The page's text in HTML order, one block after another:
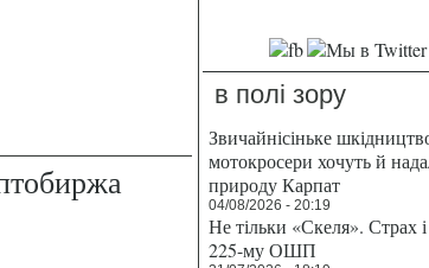
в полі зору
Звичайнісіньке
мотокросери хочуть й
природу Карпат
04/08/2026 - 20:19
Не тільки «Скеля». Страх
225-му ОШП